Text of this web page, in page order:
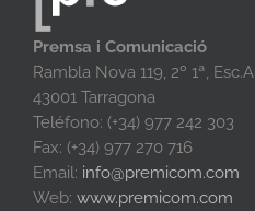
Premsa i Comunicació
Rambla Nova 119, 2º 1ª, Esc.A
43001 Tarragona
Teléfono: (+34) 977 242 303
Fax: (+34) 977 270 716
Email: info@premicom.com
Web: www.premicom.com